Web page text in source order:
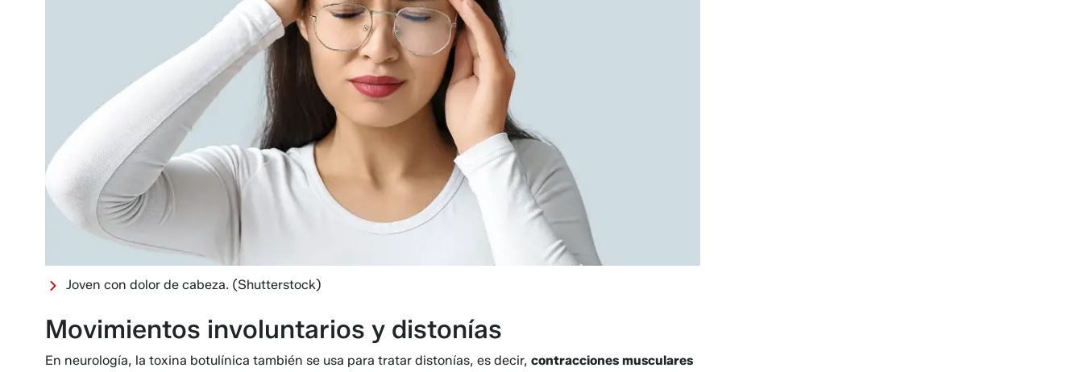
Joven con dolor de cabeza. (Shutterstock)
Movimientos involuntarios y distonías
En neurología, la toxina botulínica también se usa para tratar distonías, es decir, contracciones musculares